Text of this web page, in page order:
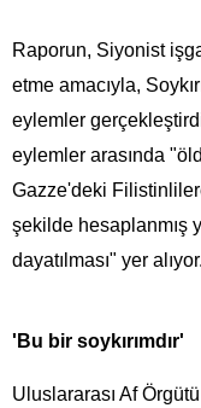
Raporun, Siyonist
etme amacıyla,
eylemler
eylemler arasında
Gazze'deki
şekilde hesaplanmış
dayatılması" yer alıyor.
'Bu bir soykırımdır'
Uluslararası Af